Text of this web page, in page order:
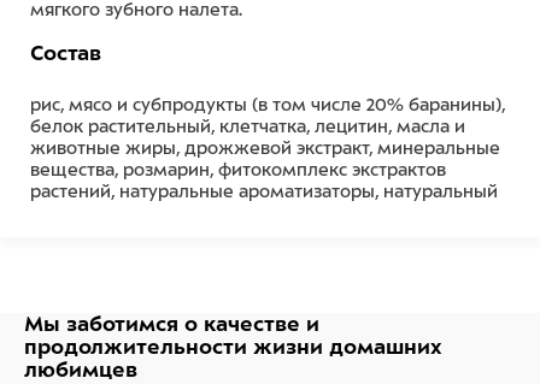
мягкого зубного налета.
Состав
рис, мясо и субпродукты (в том числе 20% баранины),
белок растительный, клетчатка, лецитин, масла и
животные жиры, дрожжевой экстракт, минеральные
вещества, розмарин, фитокомплекс экстрактов
растений, натуральные ароматизаторы, натуральный
белок растительный, клетчатка, лецитин, масла и
животные жиры, дрожжевой экстракт, минеральные
вещества, розмарин, фитокомплекс экстрактов
Мы заботимся о качестве и
продолжительности жизни домашних
любимцев